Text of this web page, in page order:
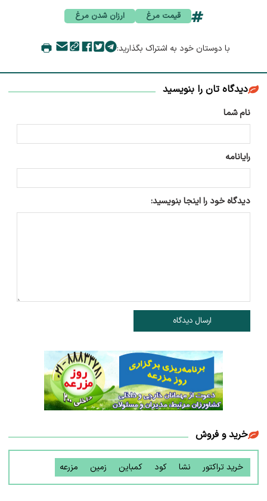
قیمت مرغ ارزان شدن مرغ
با دوستان خود به اشتراک بگذارید:
دیدگاه تان را بنویسید
نام شما
رایانامه
دیدگاه خود را اینجا بنویسید:
ارسال دیدگاه
خرید و فروش
خرید تراکتور نشا کود کمباین زمین مزرعه